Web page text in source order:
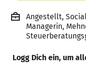
Angestellt,
Managerin,
Logg Dich ein, um